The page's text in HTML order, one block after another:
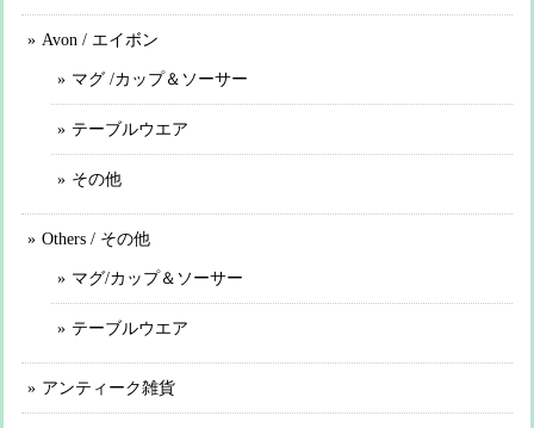
Avon / エイボン
マグ /カップ＆ソーサー
テーブルウエア
その他
Others / その他
マグ/カップ＆ソーサー
テーブルウエア
アンティーク雑貨